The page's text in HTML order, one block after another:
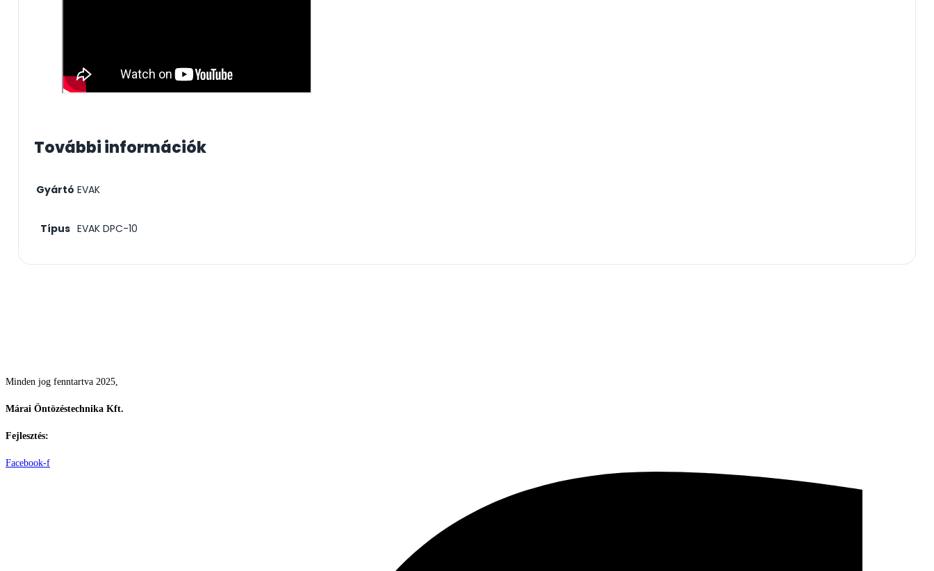
További információk
Gyártó EVAK
Típus EVAK DPC-10
Minden jog fenntartva 2025,
Márai Öntözéstechnika Kft.
Fejlesztés:
Facebook-f